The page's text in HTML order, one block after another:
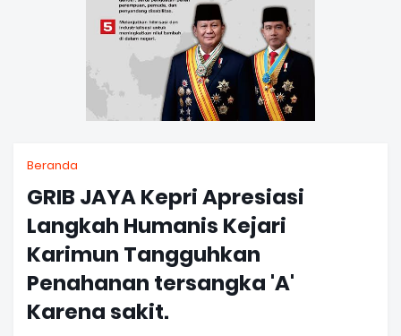
Beranda
GRIB JAYA Kepri Apresiasi
Langkah Humanis Kejari
Karimun Tangguhkan
Penahanan tersangka 'A'
Karena sakit.